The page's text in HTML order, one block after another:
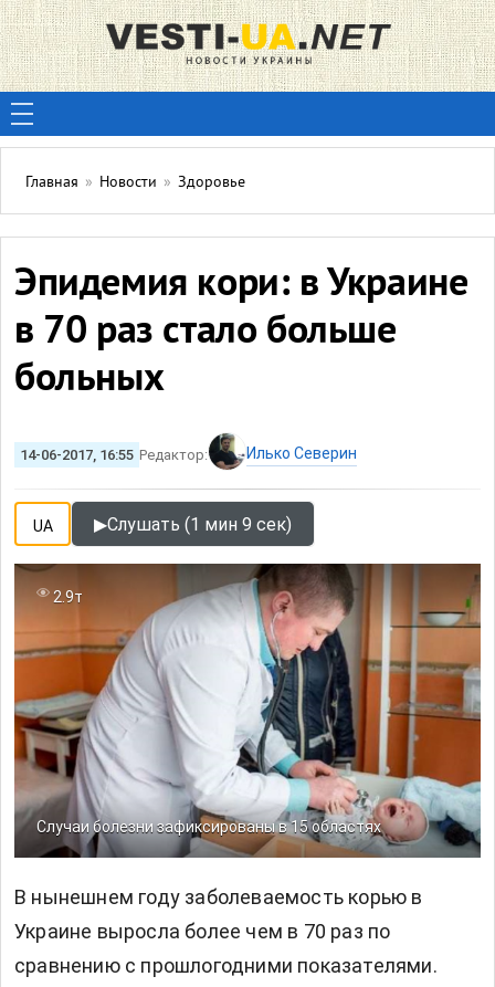
Главная » Новости » Здоровье
Эпидемия кори: в Украине
в 70 раз стало больше
больных
14-06-2017, 16:55 Редактор: Илько Северин
UA ▶Слушать (1 мин 9 сек)
Случаи болезни зафиксированы в 15 областях
2.9т
В нынешнем году заболеваемость корью в
Украине выросла более чем в 70 раз по
сравнению с прошлогодними показателями.